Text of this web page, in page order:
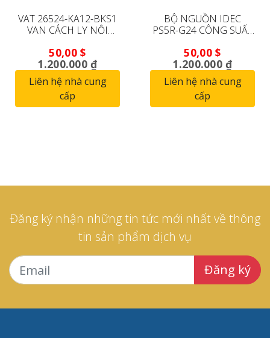
VAT 26524-KA12-BKS1
VAN CÁCH LY NỘI
ĐỘNG)
50,00$
1.200.000 ₫
Liên hệ nhà cung
cấp
BỘ NGUỒN IDEC
PS5R-G24 CÔNG SUẤT
BẢO HÀNH 90 NGÀY)
50,00$
1.200.000 ₫
Liên hệ nhà cung
cấp
Đăng ký nhận những tin tức mới nhất về thông
tin sản phẩm dịch vụ
Đăng ký